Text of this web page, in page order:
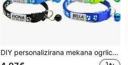
DIY personalizirana mekana ogrlica za mačke sa zvonom i podesivom sjajnom pločicom, podesiva osnovna ogrlica, pogodna za male i srednje pse, mačke, mačiće i štence s ukrasnom ogrlicom s kopčom, idealni pokloni za njega, nju, obitelj, prijatelje, ljubitelje kućnih ljubimaca, kućne ljubimce za godišnjice, rođendane, Božić, useljenje, za jesen/zimu, prilagođene ogrlice, uzice i pojasevi za kućne ljubimce